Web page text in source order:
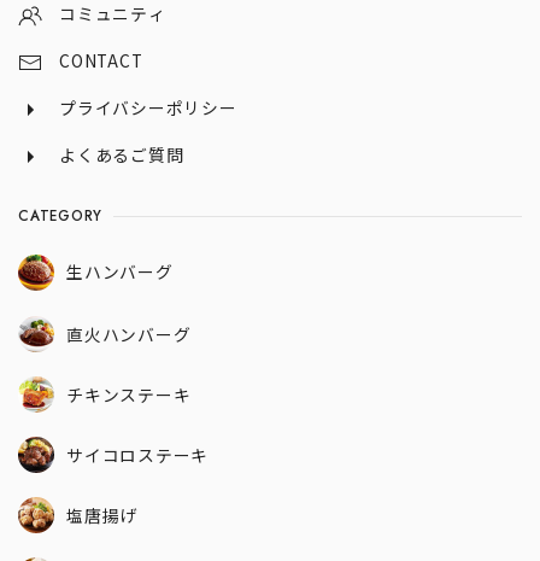
コミュニティ
CONTACT
プライバシーポリシー
よくあるご質問
CATEGORY
生ハンバーグ
直火ハンバーグ
チキンステーキ
サイコロステーキ
塩唐揚げ